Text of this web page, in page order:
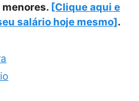
[Clique aqui e
salário hoje mesmo].